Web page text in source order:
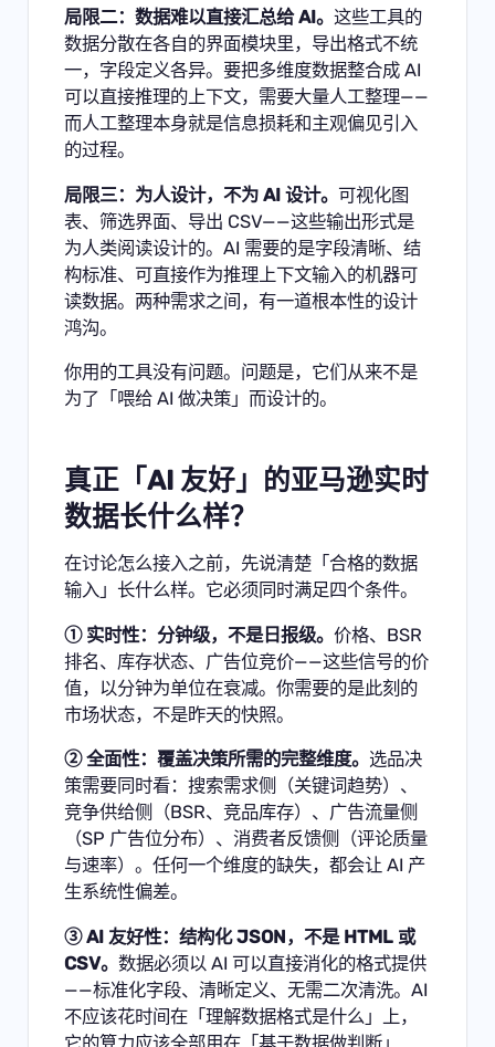
局限二：数据难以直接汇总给 AI。这些工具的
数据分散在各自的界面模块里，导出格式不统
一，字段定义各异。要把多维度数据整合成 AI
可以直接推理的上下文，需要大量人工整理——
而人工整理本身就是信息损耗和主观偏见引入
的过程。
局限三：为人设计，不为 AI 设计。 可视化图
表、筛选界面、导出 CSV——这些输出形式是
为人类阅读设计的。AI 需要的是字段清晰、结
构标准、可直接作为推理上下文输入的机器可
读数据。两种需求之间，有一道根本性的设计
鸿沟。
你用的工具没有问题。问题是，它们从来不是
为了「喂给 AI 做决策」而设计的。
真正「AI 友好」的亚马逊实时
数据长什么样？
在讨论怎么接入之前，先说清楚「合格的数据
输入」长什么样。它必须同时满足四个条件。
① 实时性：分钟级，不是日报级。价格、BSR
排名、库存状态、广告位竞价——这些信号的价
值，以分钟为单位在衰减。你需要的是此刻的
市场状态，不是昨天的快照。
② 全面性：覆盖决策所需的完整维度。 选品决
策需要同时看：搜索需求侧（关键词趋势）、
竞争供给侧（BSR、竞品库存）、广告流量侧
（SP 广告位分布）、消费者反馈侧（评论质量
与速率）。任何一个维度的缺失，都会让 AI 产
生系统性偏差。
③ AI 友好性：结构化 JSON，不是 HTML 或
CSV。数据必须以 AI 可以直接消化的格式提供
——标准化字段、清晰定义、无需二次清洗。AI
不应该花时间在「理解数据格式是什么」上，
它的算力应该全部用在「基于数据做判断」